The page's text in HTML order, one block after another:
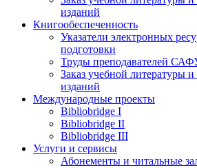
изданий
Книгообеспеченность
Указатели электронных
подготовки
Труды преподавателей
Заказ учебной литературы
изданий
Международные проекты
Bibliobridge I
Bibliobridge II
Bibliobridge III
Услуги и сервисы
Абонементы и читальные